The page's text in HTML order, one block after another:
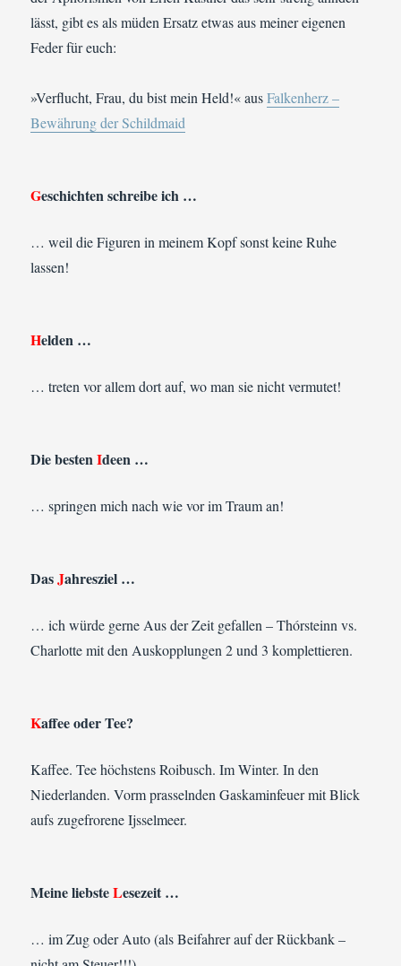
lässt, gibt es als müden Ersatz etwas aus meiner eigenen
Feder für euch:
»Verflucht, Frau, du bist mein Held!« ausFalkenherz –
Bewährung der Schildmaid
Geschichten schreibe ich …
… weil die Figuren in meinem Kopf sonst keine Ruhe
lassen!
Helden …
… treten vor allem dort auf, wo man sie nicht vermutet!
Die bestenIdeen …
… springen mich nach wie vor im Traum an!
DasJahresziel …
… ich würde gerne Aus der Zeit gefallen – Thórsteinn vs.
Charlotte mit den Auskopplungen 2 und 3 komplettieren.
Kaffee oder Tee?
Kaffee. Tee höchstens Roibusch. Im Winter. In den
Niederlanden. Vorm prasselnden Gaskaminfeuer mit Blick
aufs zugefrorene Ijsselmeer.
Meine liebsteLesezeit …
… im Zug oder Auto (als Beifahrer auf der Rückbank –